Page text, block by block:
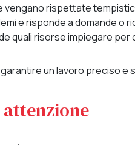
vengano rispettate
e risponde a domande o
quali risorse impiegare per
un lavoro preciso e